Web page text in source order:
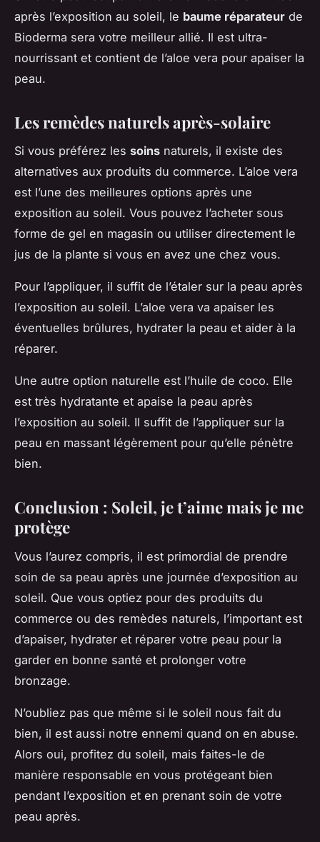
après l’exposition au soleil, le baume réparateur de
Bioderma sera votre meilleur allié. Il est ultra-
nourrissant et contient de l’aloe vera pour apaiser la
peau.
Les remèdes naturels après-solaire
Si vous préférez les soins naturels, il existe des
alternatives aux produits du commerce. L’aloe vera
est l’une des meilleures options après une
exposition au soleil. Vous pouvez l’acheter sous
forme de gel en magasin ou utiliser directement le
jus de la plante si vous en avez une chez vous.
Pour l’appliquer, il suffit de l’étaler sur la peau après
l’exposition au soleil. L’aloe vera va apaiser les
éventuelles brûlures, hydrater la peau et aider à la
réparer.
Une autre option naturelle est l’huile de coco. Elle
est très hydratante et apaise la peau après
l’exposition au soleil. Il suffit de l’appliquer sur la
peau en massant légèrement pour qu’elle pénètre
bien.
Conclusion : Soleil, je t’aime mais je me
protège
Vous l’aurez compris, il est primordial de prendre
soin de sa peau après une journée d’exposition au
soleil. Que vous optiez pour des produits du
commerce ou des remèdes naturels, l’important est
d’apaiser, hydrater et réparer votre peau pour la
garder en bonne santé et prolonger votre
bronzage.
N’oubliez pas que même si le soleil nous fait du
bien, il est aussi notre ennemi quand on en abuse.
Alors oui, profitez du soleil, mais faites-le de
manière responsable en vous protégeant bien
pendant l’exposition et en prenant soin de votre
peau après.